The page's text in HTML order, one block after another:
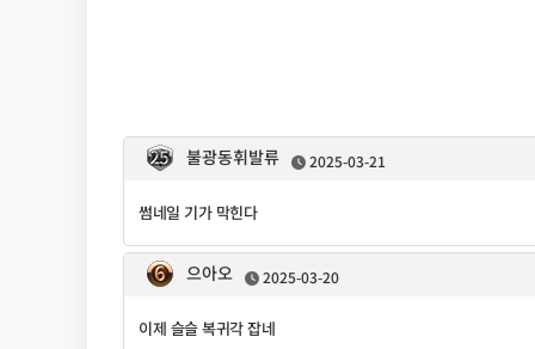
불광동휘발류 2025-03-21
썸네일 기가 막힌다
으아오 2025-03-20
이제 슬슬 복귀각 잡네